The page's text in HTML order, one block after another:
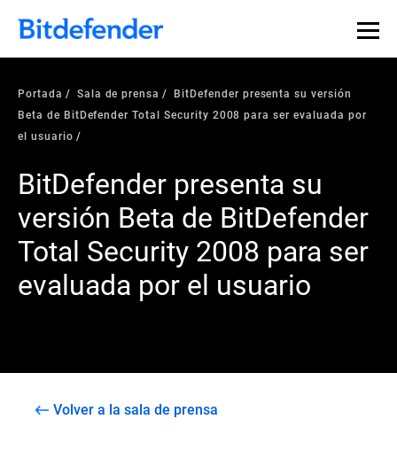
Portada Sala de prensa
BitDefender presenta su versión
Beta de BitDefender Total Security 2008 para ser evaluada por
el usuario
BitDefender presenta su
versión Beta de BitDefender
Total Security 2008 para ser
evaluada por el usuario
Volver a la sala de prensa